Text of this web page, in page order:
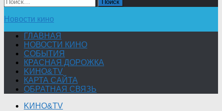
Новости кино
ГЛАВНАЯ
НОВОСТИ КИНО
СОБЫТИЯ
КРАСНАЯ ДОРОЖКА
KИНО&TV
КАРТА САЙТА
ОБРАТНАЯ СВЯЗЬ
KИНО&TV